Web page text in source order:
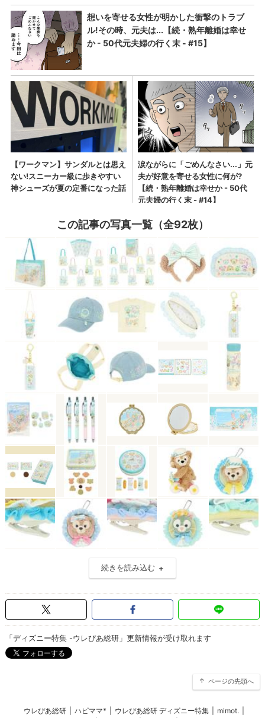
この記事の写真一覧（全92枚）
続きを読み込む
「ディズニー特集 -ウレぴあ総研」更新情報が受け取れます
ページの先頭へ
ウレぴあ総研 ハピママ* ウレぴあ総研 ディズニー特集 mimot.